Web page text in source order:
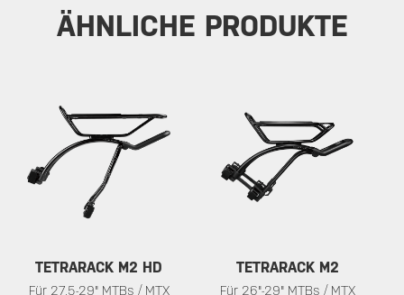
ÄHNLICHE PRODUKTE
TETRARACK M2 HD
Für 27,5-29" MTBs / MTX
TETRARACK M2
Für 26"-29" MTBs / MTX